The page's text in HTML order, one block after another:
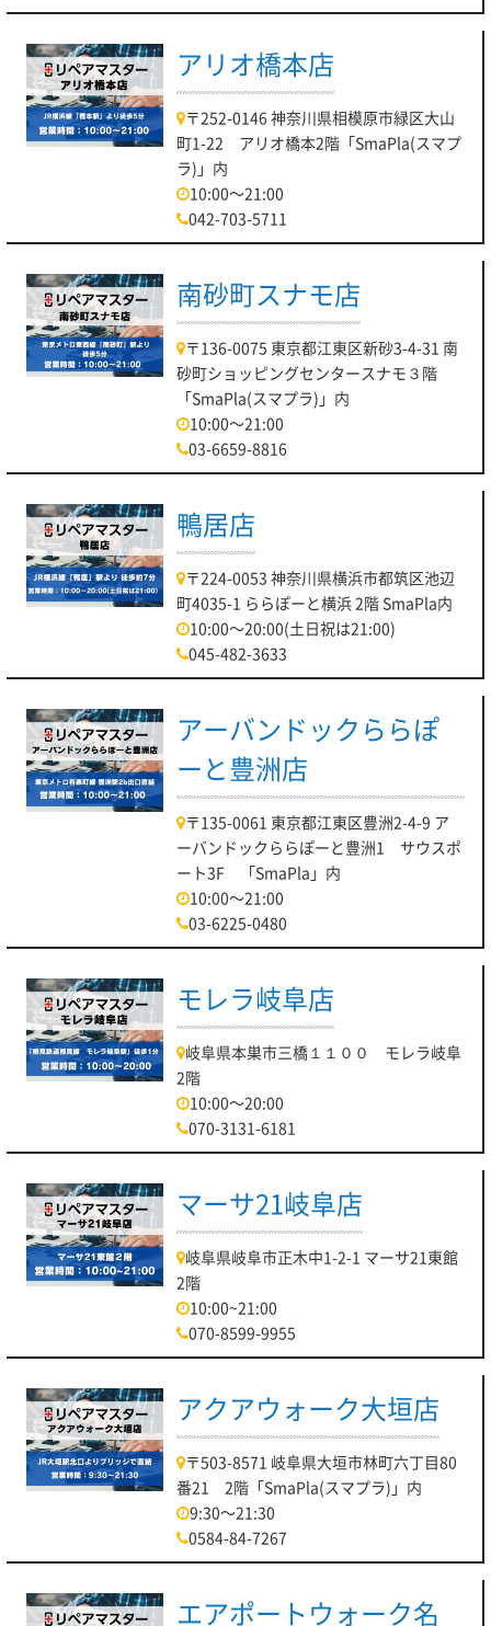
アリオ橋本店
〒252-0146 神奈川県相模原市緑区大山
町1-22 アリオ橋本2階「SmaPla(スマプ
ラ)」内
10:00～21:00
042-703-5711
南砂町スナモ店
〒136-0075 東京都江東区新砂3-4-31 南
砂町ショッピングセンタースナモ３階
「SmaPla(スマプラ)」内
10:00～21:00
03-6659-8816
鴨居店
〒224-0053 神奈川県横浜市都筑区池辺
町4035-1 ららぽーと横浜 2階 SmaPla内
10:00～20:00(土日祝は21:00)
045-482-3633
アーバンドックららぽ
ーと豊洲店
〒135-0061 東京都江東区豊洲2-4-9 ア
ーバンドックららぽーと豊洲1 サウスポ
ート3F 「SmaPla」内
10:00～21:00
03-6225-0480
モレラ岐阜店
岐阜県本巣市三橋１１００ モレラ岐阜
2階
10:00～20:00
070-3131-6181
マーサ21岐阜店
岐阜県岐阜市正木中1-2-1 マーサ21東館
2階
10:00~21:00
070-8599-9955
アクアウォーク大垣店
〒503-8571 岐阜県大垣市林町六丁目80
番21 2階「SmaPla(スマプラ)」内
9:30～21:30
0584-84-7267
エアポートウォーク名